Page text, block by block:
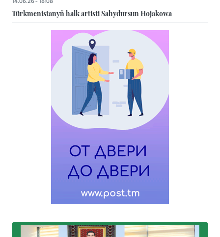
Türkmenistanyň halk artisti Sahydursun Hojakowa